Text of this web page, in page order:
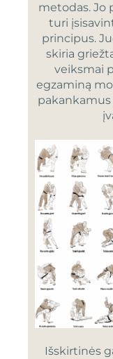
metodas. Jo
turi
principus.
skiria
veiksmai
egzaminą
Išskirtinės